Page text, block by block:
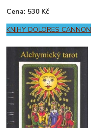
Cena: 530 Kč
KNIHY DOLORES CANNON